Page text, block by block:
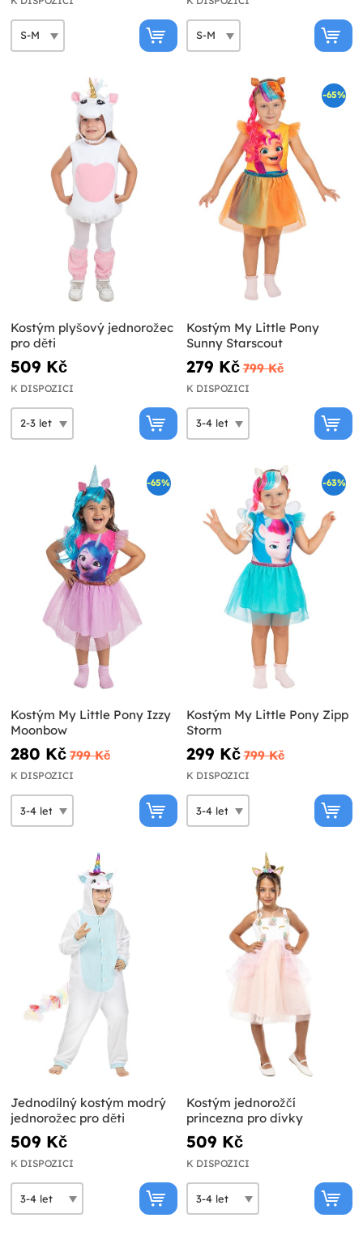
Kostým plyšový jednorožec
pro děti
509 Kč
K DISPOZICI
-65%
Kostým My Little Pony
Sunny Starscout
279 Kč 799 Kč
K DISPOZICI
-65%
Kostým My Little Pony Izzy
Moonbow
280 Kč 799 Kč
K DISPOZICI
-63%
Kostým My Little Pony Zipp
Storm
299 Kč 799 Kč
K DISPOZICI
Jednodílný kostým modrý
jednorožec pro děti
509 Kč
K DISPOZICI
Kostým jednorožčí
princezna pro dívky
509 Kč
K DISPOZICI